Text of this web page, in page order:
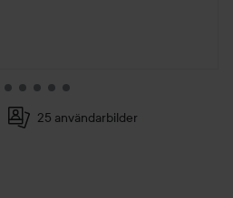
25 användarbilder